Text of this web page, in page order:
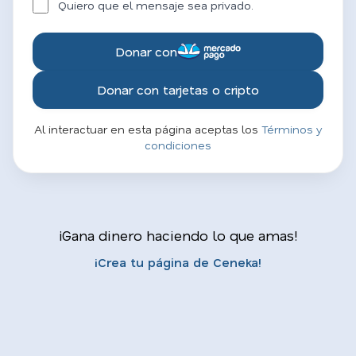
Quiero que el mensaje sea privado.
Donar con
Donar con tarjetas o cripto
Al interactuar en esta página aceptas los Términos y
condiciones
¡Gana dinero haciendo lo que amas!
¡Crea tu página de Ceneka!